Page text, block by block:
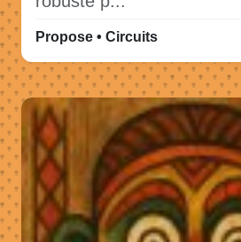
Propose • Circuits